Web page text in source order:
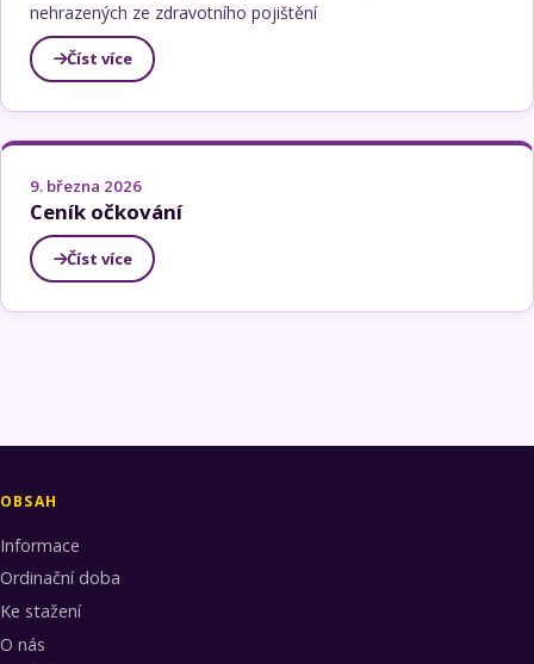
nehrazených ze zdravotního pojištění
Číst více
9. března 2026
Ceník očkování
Číst více
OBSAH
Informace
Ordinační doba
Ke stažení
O nás